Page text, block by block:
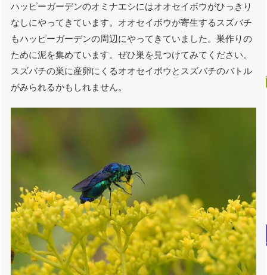
ハッピーガーデンのオミナエシにはオオセイボウがひっきり
なしにやってきています。オオセイボウが寄生するスズバチ
もハッピーガーデンの周辺にやってきていました。巣作りの
ために泥を集めています。ぜひ巣を見つけてみてください。
スズバチの巣に産卵にくるオオセイボウとスズバチのバトル
がみられるかもしれません。